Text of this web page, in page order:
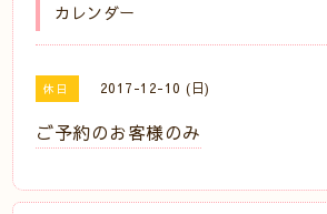
カレンダー
休日 2017-12-10 (日)
ご予約のお客様のみ